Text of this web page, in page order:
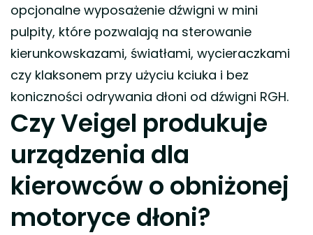
opcjonalne wyposażenie dźwigni w mini
pulpity, które pozwalają na sterowanie
kierunkowskazami, światłami, wycieraczkami
czy klaksonem przy użyciu kciuka i bez
koniczności odrywania dłoni od dźwigni RGH.
Czy Veigel produkuje
urządzenia dla
kierowców o obniżonej
motoryce dłoni?